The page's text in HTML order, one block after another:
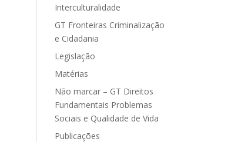
Interculturalidade
GT Fronteiras Criminalização
e Cidadania
Legislação
Matérias
Não marcar – GT Direitos
Fundamentais Problemas
Sociais e Qualidade de Vida
Publicações